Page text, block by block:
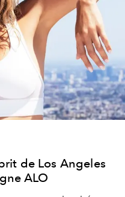
de Los Angeles
ALO